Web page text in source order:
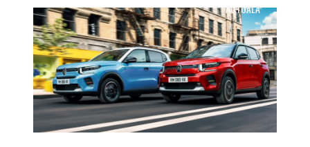
Polttomoottoriautojen
tuotantoon
rajoituksia?
AUTOALA